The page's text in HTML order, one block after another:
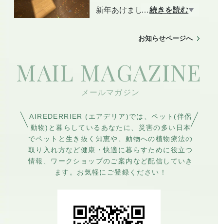
会場へのアクセスは上記ペー
https://instagram.com/airederrie
新年あけましておめでとうご
愛顧賜りますよう、よろしく
サンキャッチャーの起源は、
冬季間に日照時間の短い北欧
陽の光を取り込むために作ら
れたという説があります。
冬至は過ぎてもまだまだ雪雲
が厚く垂れ込めるこの季節、
車やバッグチャームとしてい
ッチャー」はいかがですか？
虹色の光の粒が、太陽のパワ
…続きを読む
お知らせページへ
MAIL MAGAZINE
AIREDERRIER (エアデリア)では、ペット(伴侶
動物)と暮らしているあなたに、災害の多い日本
でペットと生き抜く知恵や、動物への植物療法の
取り入れ方など健康・快適に暮らすために役立つ
情報、ワークショップのご案内など配信していき
ます。お気軽にご登録ください！